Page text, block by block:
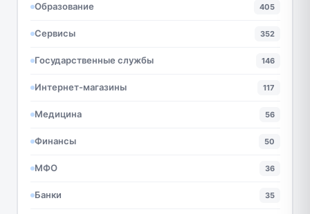
Образование 405
Сервисы 352
Государственные службы 146
Интернет-магазины 117
Медицина 56
Финансы 50
МФО 36
Банки 35